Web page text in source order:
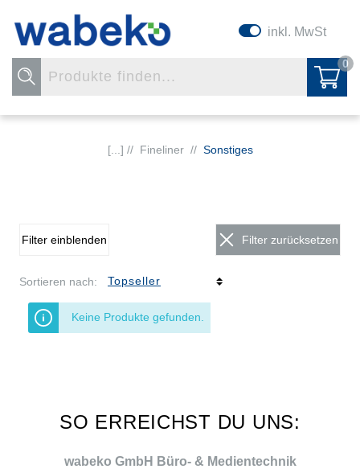
inkl. MwSt
0
[...] // Fineliner // Sonstiges
Filter einblenden Filter zurücksetzen
Sortieren nach:
Keine Produkte gefunden.
SO ERREICHST DU UNS:
wabeko GmbH Büro- & Medientechnik